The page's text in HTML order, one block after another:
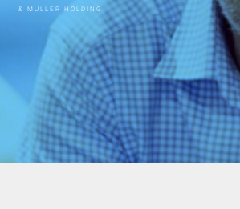
& MÜLLER HOLDING